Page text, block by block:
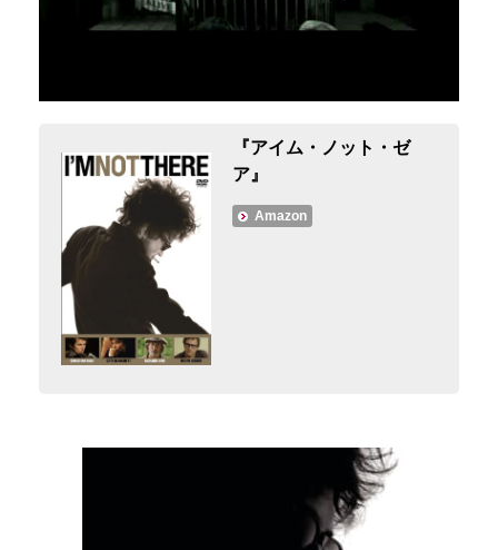
『アイム・ノット・ゼ
ア』
Amazon